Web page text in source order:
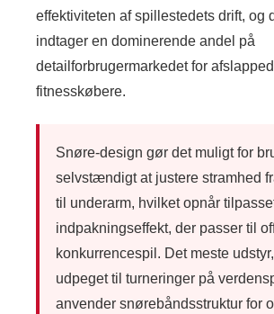
effektiviteten af ​​spillestedets drift, og
indtager en dominerende andel på
detailforbrugermarkedet for
fitnesskøbere.
Snøre-design gør det muligt for
selvstændigt at justere stramhed
til underarm, hvilket opnår
indpakningseffekt, der passer til
konkurrencespil. Det meste
udpeget til turneringer på
anvender snørebåndsstruktur for